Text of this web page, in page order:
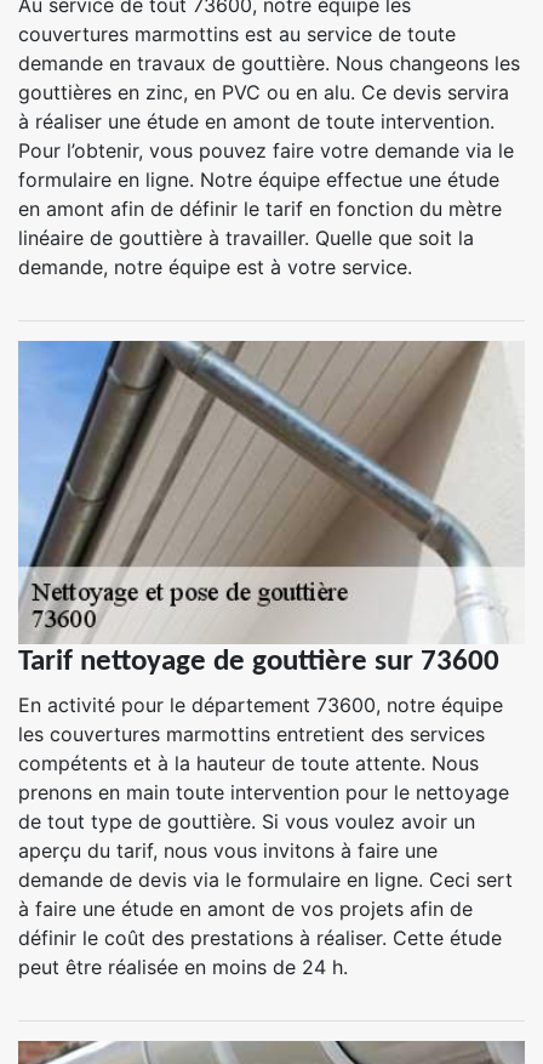
Au service de tout 73600, notre équipe les
couvertures marmottins est au service de toute
demande en travaux de gouttière. Nous changeons les
gouttières en zinc, en PVC ou en alu. Ce devis servira
à réaliser une étude en amont de toute intervention.
Pour l’obtenir, vous pouvez faire votre demande via le
formulaire en ligne. Notre équipe effectue une étude
en amont afin de définir le tarif en fonction du mètre
linéaire de gouttière à travailler. Quelle que soit la
demande, notre équipe est à votre service.
Tarif nettoyage de gouttière sur 73600
En activité pour le département 73600, notre équipe
les couvertures marmottins entretient des services
compétents et à la hauteur de toute attente. Nous
prenons en main toute intervention pour le nettoyage
de tout type de gouttière. Si vous voulez avoir un
aperçu du tarif, nous vous invitons à faire une
demande de devis via le formulaire en ligne. Ceci sert
à faire une étude en amont de vos projets afin de
définir le coût des prestations à réaliser. Cette étude
peut être réalisée en moins de 24 h.